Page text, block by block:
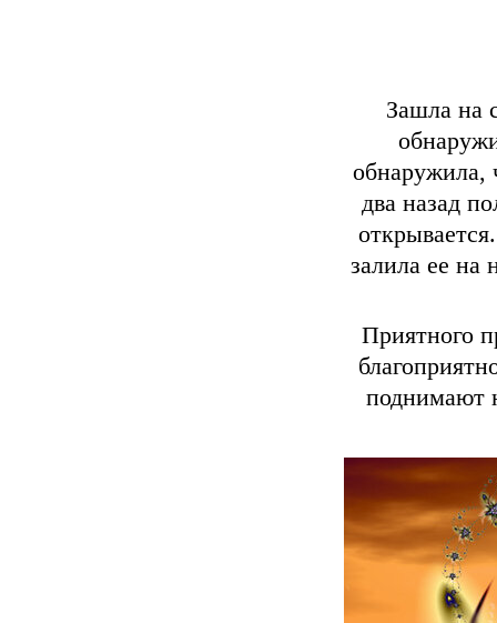
Зашла на
обнаружила,
два назад
залила ее на
Приятного
поднимают